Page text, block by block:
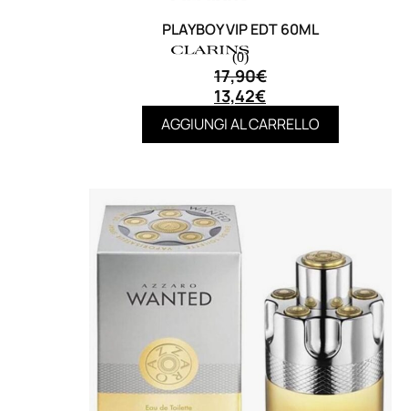
MAKE UP
Base/ Primer Occhi
Palette E Cofanetti Occhi
Palette E Cofanetti Viso
Palette E Cofanetti Labbra
Cipria
Fard/Blush
Terre Abbronzanti
Illuminante Viso
PLAYBOY VIP EDT 60ML
(0)
17,90€
13,42€
AGGIUNGI AL CARRELLO